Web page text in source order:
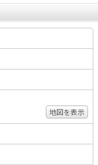
地図を表示